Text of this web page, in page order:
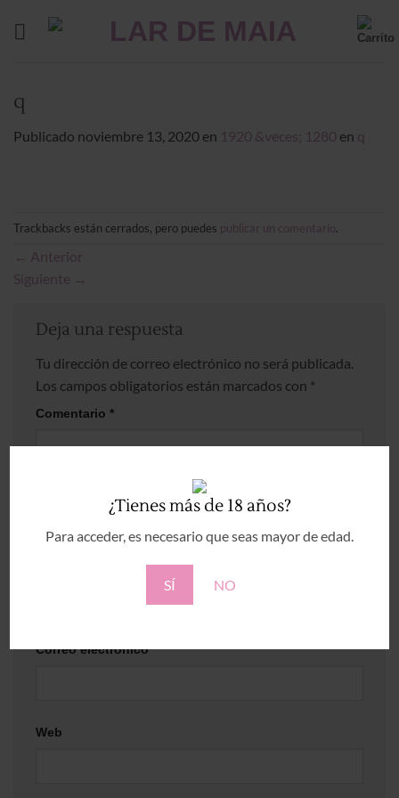
¿Tienes más de 18 años?
Para acceder, es necesario que seas mayor de edad.
SÍ NO
q
Publicado noviembre 13, 2020 en 1920 &veces; 1280 en q
Trackbacks están cerrados, pero puedes publicar un comentario.
← Anterior
Siguiente →
Deja una respuesta
Tu dirección de correo electrónico no será publicada.
Los campos obligatorios están marcados con *
Comentario *
Correo electrónico*
Web